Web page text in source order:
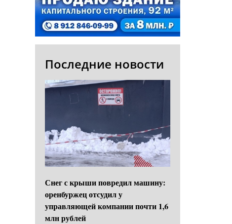
Последние новости
Снег с крыши повредил машину:
оренбуржец отсудил у
управляющей компании почти 1,6
млн рублей